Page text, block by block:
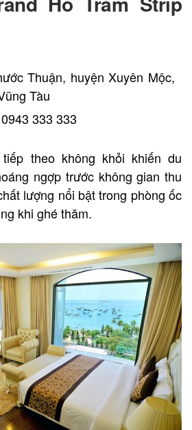
Thuận, huyện Xuyên Mộc,
Tàu
333 333
theo không khỏi khiến du
ngợp trước không gian thu
lượng nổi bật trong phòng ốc
khi ghé thăm.